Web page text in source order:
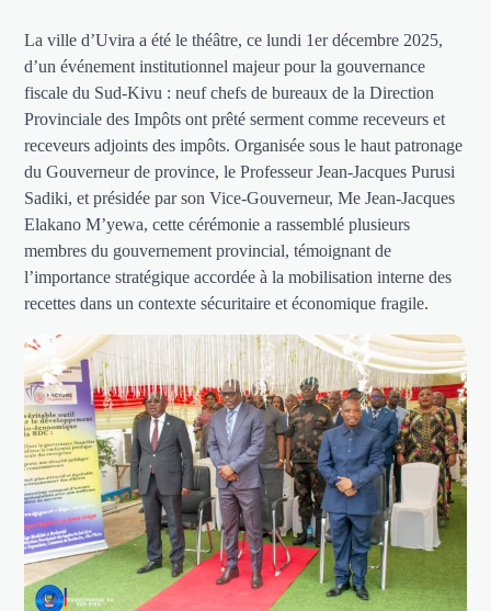
La ville d’Uvira a été le théâtre, ce lundi 1er décembre 2025,
d’un événement institutionnel majeur pour la gouvernance
fiscale du Sud-Kivu : neuf chefs de bureaux de la Direction
Provinciale des Impôts ont prêté serment comme receveurs et
receveurs adjoints des impôts. Organisée sous le haut patronage
du Gouverneur de province, le Professeur Jean-Jacques Purusi
Sadiki, et présidée par son Vice-Gouverneur, Me Jean-Jacques
Elakano M’yewa, cette cérémonie a rassemblé plusieurs
membres du gouvernement provincial, témoignant de
l’importance stratégique accordée à la mobilisation interne des
recettes dans un contexte sécuritaire et économique fragile.